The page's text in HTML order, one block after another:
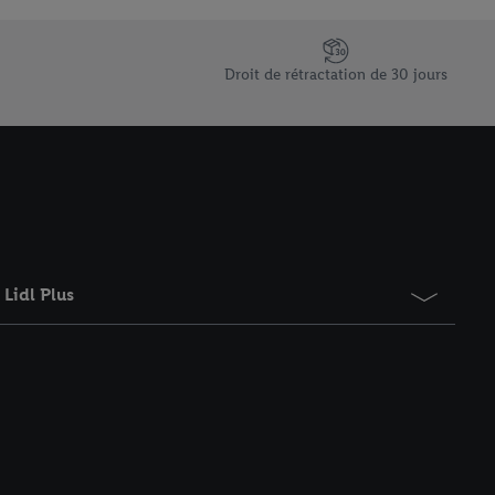
Droit de rétractation de 30 jours
Lidl Plus
à tout moment